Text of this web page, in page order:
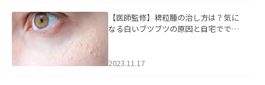
【医師監修】稗粒腫の治し方は？気に
なる白いブツブツの原因と自宅ででき
2023.11.17